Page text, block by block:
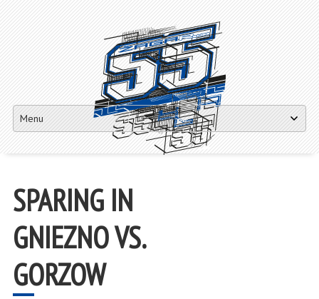
Skip
to
SPARING IN
GNIEZNO VS.
GORZOW